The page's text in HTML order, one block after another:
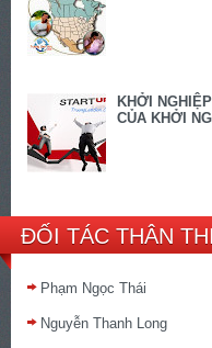
KHỞI
CỦA KHỞI
ĐỐI TÁC THÂN
Phạm Ngọc Thái
Nguyễn Thanh Long